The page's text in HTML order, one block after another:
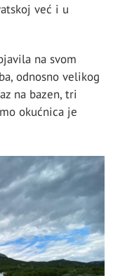
već i u
na svom
odnosno velikog
na bazen, tri
okućnica je